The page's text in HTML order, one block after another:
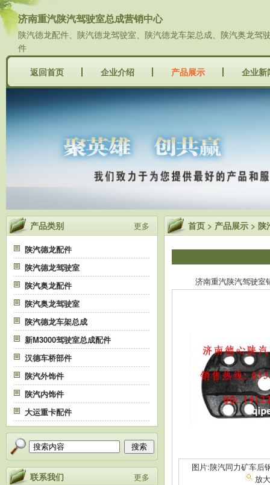
济南重汽陕汽驾驶室总成营销中心
陕汽德龙配件、陕汽德龙驾驶室、陕汽德龙车架总成、陕汽奥龙驾
件
返回首页
企业介绍 产品展示 企业新
更多
产品类别
陕汽德龙配件
陕汽德龙驾驶室
陕汽奥龙配件
陕汽奥龙驾驶室
陕汽德龙车架总成
新M3000驾驶室总成配件
汉德车桥部件
陕汽外饰件
陕汽内饰件
大运重卡配件
搜索
更多
联系我们
首页 > 产品展示 > 陕
济南重汽陕汽驾驶室
图片:陕汽同力矿车后
放